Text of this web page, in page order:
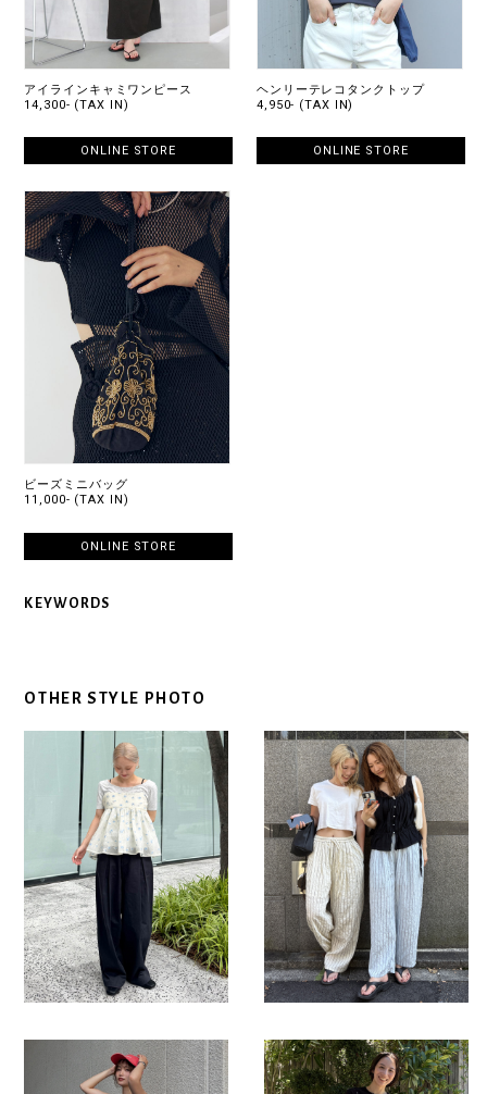
アイラインキャミワンピース
14,300- (TAX IN)
ONLINE STORE
ヘンリーテレコタンクトップ
4,950- (TAX IN)
ONLINE STORE
ビーズミニバッグ
11,000- (TAX IN)
ONLINE STORE
KEYWORDS
OTHER STYLE PHOTO